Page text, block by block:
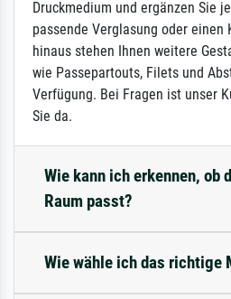
Druckmedium und ergänzen Sie
passende Verglasung oder einen
hinaus stehen Ihnen weitere
wie Passepartouts, Filets und
Verfügung. Bei Fragen ist unser
Sie da.
Wie kann ich erkennen, ob
Raum passt?
Wie wähle ich das richtige